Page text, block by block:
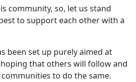
community, so, let us stand
to support each other with a
been set up purely aimed at
that others will follow and
to do the same.